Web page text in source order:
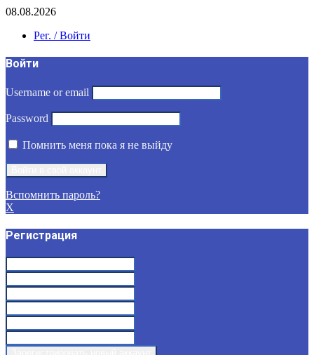
08.08.2026
Рег. / Войти
Войти
Username or email
Password
Помнить меня пока я не выйду
Вспомнить пароль?
X
Регистрация